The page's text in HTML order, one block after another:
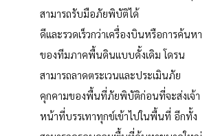
สามารถรับมือภัยพิบัติได้
ดีและรวดเร็วกว่าเครื่องบินหรือการค้นหา
ของทีมภาคพื้นดินแบบดั้งเดิม โดรน
สามารถลาดตระเวนและประเมินภัย
คุกคามของพื้นที่ภัยพิบัติก่อนที่จะส่งเจ้า
หน้าที่บรรเทาทุกข์เข้าไปในพื้นที่ อีกทั้ง